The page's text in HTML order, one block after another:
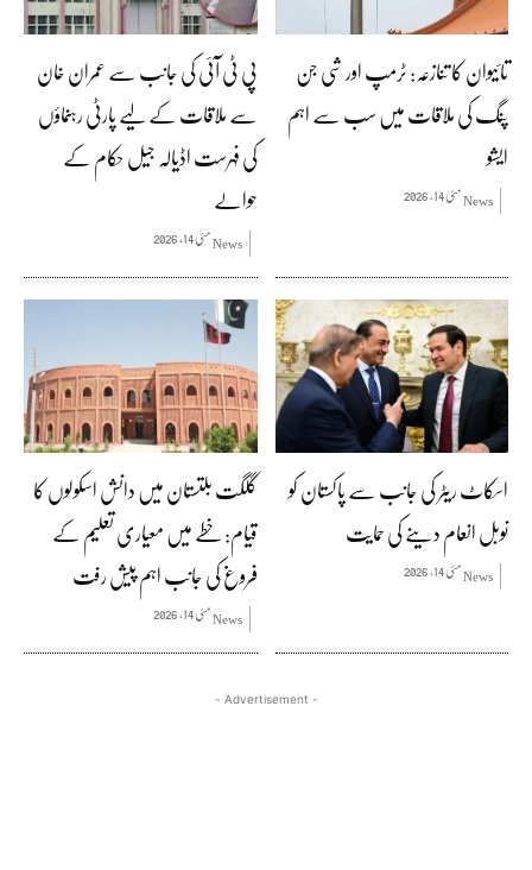
تائیوان کا تنازعہ: ٹرمپ اور شی جن
پنگ کی ملاقات میں سب سے اہم
ایشو
Newsمئی 14, 2026
پی ٹی آئی کی جانب سے عمران خان
سے ملاقات کے لیے پارٹی رہنماؤں
کی فہرست اڈیالہ جیل حکام کے
حوالے
Newsمئی 14, 2026
اسکاٹ ریٹر کی جانب سے پاکستان کو
نوبل انعام دینے کی حمایت
Newsمئی 14, 2026
گلگت بلتستان میں دانش اسکولوں کا
قیام: خطے میں معیاری تعلیم کے
فروغ کی جانب اہم پیش رفت
Newsمئی 14, 2026
- Advertisement -